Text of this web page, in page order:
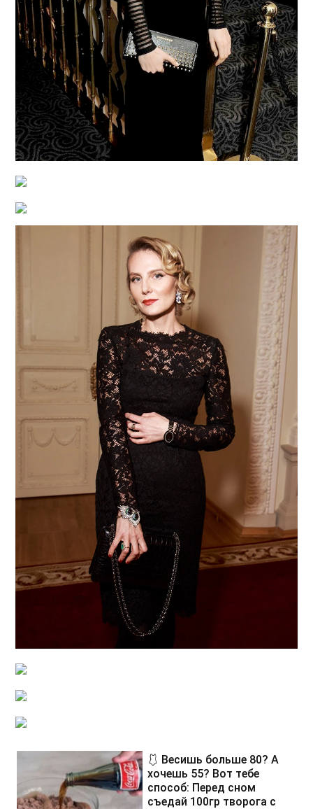
🩱 Весишь больше 80? А
хочешь 55? Вот тебе
способ: Перед сном
съедай 100гр творога с